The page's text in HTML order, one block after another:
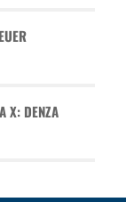
X: DENZA